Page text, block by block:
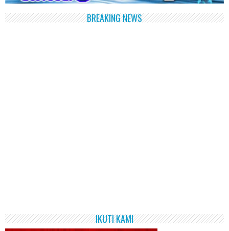
BREAKING NEWS
IKUTI KAMI